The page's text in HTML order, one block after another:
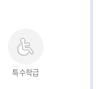
특수학급